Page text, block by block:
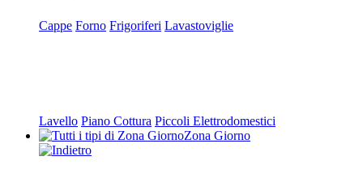
Cappe Forno Frigoriferi Lavastoviglie
Lavello Piano Cottura Piccoli Elettrodomestici
Zona Giorno